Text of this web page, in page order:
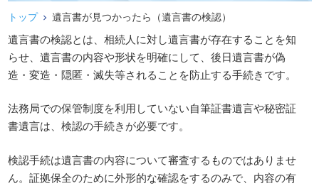
トップ 遺言書が見つかったら（遺言書の検認）
遺言書の検認とは、相続人に対し遺言書が存在することを知
らせ、遺言書の内容や形状を明確にして、後日遺言書が偽
造・変造・隠匿・滅失等されることを防止する手続きです。
法務局での保管制度を利用していない自筆証書遺言や秘密証
書遺言は、検認の手続きが必要です。
検認手続は遺言書の内容について審査するものではありませ
ん。証拠保全のために外形的な確認をするのみで、内容の有